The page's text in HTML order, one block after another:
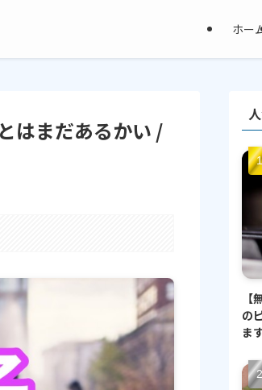
ホー
はまだあるかい /
の
ま